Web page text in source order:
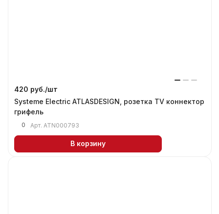
420 руб./шт
Systeme Electric ATLASDESIGN, розетка TV коннектор
грифель
0 Арт. ATN000793
В корзину